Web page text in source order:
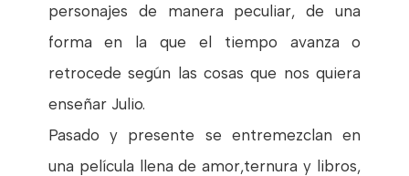
personajes de manera peculiar, de una
forma en la que el tiempo avanza o
retrocede según las cosas que nos quiera
enseñar Julio.
Pasado y presente se entremezclan en
una película llena de amor,ternura y libros,